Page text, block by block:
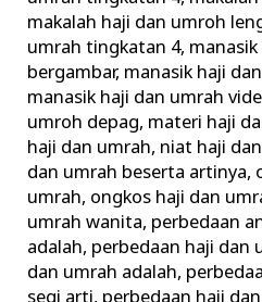
makalah haji dan umroh
umrah tingkatan 4,
bergambar, manasik haji
manasik haji dan umrah
umroh depag, materi haji
haji dan umrah, niat haji
dan umrah beserta artinya,
umrah, ongkos haji dan
umrah wanita, perbedaan
adalah, perbedaan haji dan
dan umrah adalah,